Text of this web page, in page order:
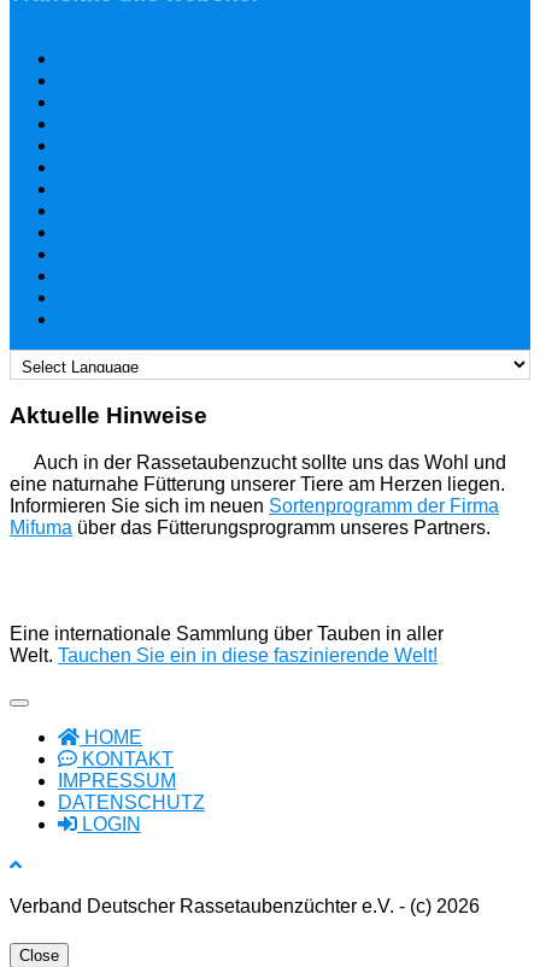
Aktuelle Hinweise
Auch in der Rassetaubenzucht sollte uns das Wohl und
eine naturnahe Fütterung unserer Tiere am Herzen liegen.
Informieren Sie sich im neuen Sortenprogramm der Firma
Mifuma über das Fütterungsprogramm unseres Partners.
Eine internationale Sammlung über Tauben in aller
Welt. Tauchen Sie ein in diese faszinierende Welt!
HOME
KONTAKT
IMPRESSUM
DATENSCHUTZ
LOGIN
Verband Deutscher Rassetaubenzüchter e.V. - (c) 2026
Close